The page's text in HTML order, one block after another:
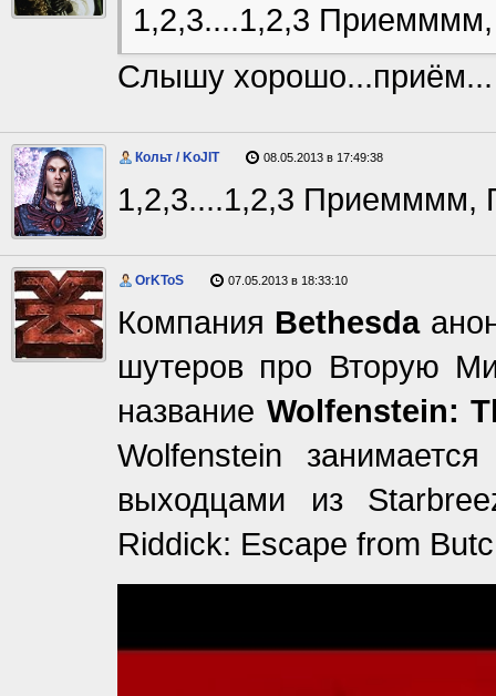
1,2,3....1,2,3
Слышу хорошо...приём...
Кольт / KoJIT 08.05.2013 в 17:49:38
1,2,3....1,2,3
OrKToS 07.05.2013 в 18:33:10
Компания Bethesda
шутеров про Вторую
название Wolfenstein:
Wolfenstein
выходцами из
Riddick: Escape from